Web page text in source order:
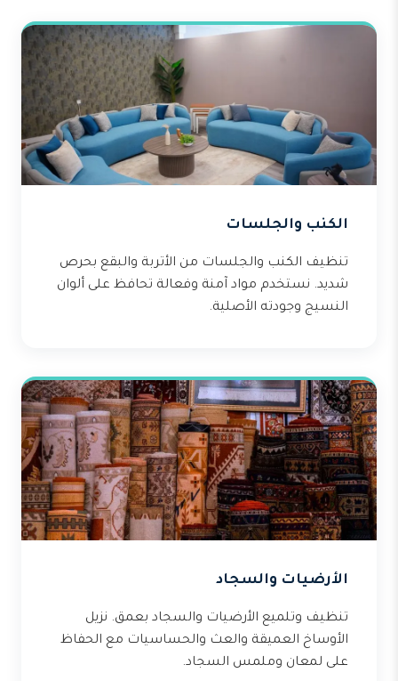
الكنب والجلسات
تنظيف الكنب والجلسات من الأتربة والبقع بحرص
شديد. نستخدم مواد آمنة وفعالة تحافظ على ألوان
النسيج وجودته الأصلية.
الأرضيات والسجاد
تنظيف وتلميع الأرضيات والسجاد بعمق. نزيل
الأوساخ العميقة والعث والحساسيات مع الحفاظ
على لمعان وملمس السجاد.